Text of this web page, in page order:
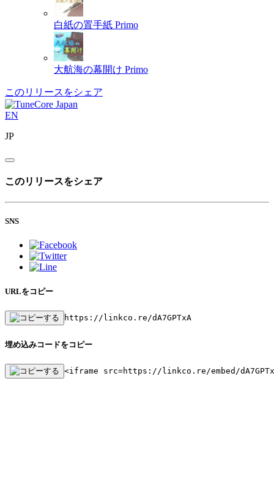
白紙の置手紙 Primo
大航海の幕開け Primo
このリリースをシェア
EN
JP
このリリースをシェア
SNS
URLをコピー
https://linkco.re/dA7GPTxA
埋め込みコードをコピー
<iframe src=https://linkco.re/embed/